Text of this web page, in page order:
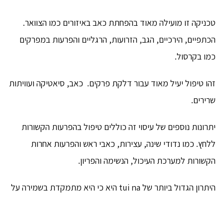
טכניקה זו מועילה מאוד בהפחתת כאב באיזורים כמו הצוואר.
הכתפיים, הירכיים, הגב, הזרועות, הרגליים והפרעות במפרקים
כמו בקרסול.
זהו טיפול יעיל מאוד עבור דלקת פרקים. כאב, סיאטיקה ועוויתות
שרירים.
יתרונות נוספים של עיסוי זה כוללים טיפול בהפרעות הקשורות
ללחץ. כמו נדודי שינה, עצירות, כאבי ראש והפרעות אחרות
הקשורות למערכת העיכול, הנשימה והפריון.
היתרון הגדול ביותר של tui na היא כי היא מתמקדת בשמירה על